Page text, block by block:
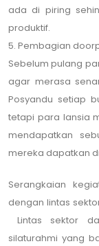
ada di piring
produktif.
5. Pembagian
Sebelum pulang
agar merasa
Posyandu setiap
tetapi para lansia
mendapatkan
mereka dapatkan
Serangkaian
dengan lintas
Lintas sektor
silaturahmi yang